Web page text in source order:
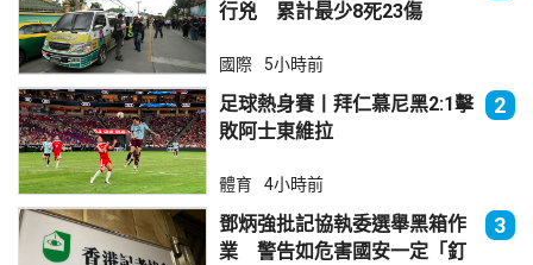
行兇 累計最少8死23傷
國際 5小時前
足球熱身賽丨拜仁慕尼黑2:1擊
敗阿士東維拉
2
體育 4小時前
鄧炳強批記協執委選舉黑箱作
業 警告如危害國安一定「釘
3